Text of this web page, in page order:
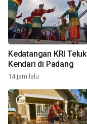
Kedatangan KRI Teluk
Kendari di Padang
14 jam lalu